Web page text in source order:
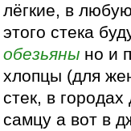
лёгкие, в
этого стека
обезьяны но и
хлопцы (для
стек, в городах
самцу а вот в